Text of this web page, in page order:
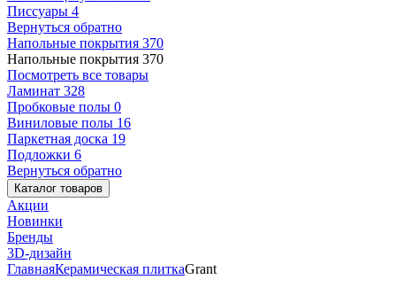
Писсуары 4
Вернуться обратно
Напольные покрытия 370
Напольные покрытия 370
Посмотреть все товары
Ламинат 328
Пробковые полы 0
Виниловые полы 16
Паркетная доска 19
Подложки 6
Вернуться обратно
Каталог товаров
Акции
Новинки
Бренды
3D-дизайн
ГлавнаяКерамическая плиткаGrant